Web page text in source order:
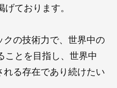
ております。
の技術力で、世界中の
ことを目指し、世界中
る存在であり続けたい